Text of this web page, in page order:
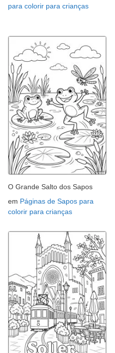
para colorir para crianças
O Grande Salto dos Sapos
em Páginas de Sapos para
colorir para crianças